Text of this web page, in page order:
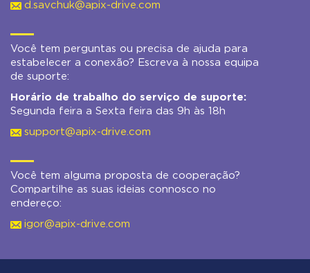
d.savchuk@apix-drive.com
Você tem perguntas ou precisa de ajuda para
estabelecer a conexão? Escreva à nossa equipa
de suporte:
Horário de trabalho do serviço de suporte:
Segunda feira a Sexta feira das 9h às 18h
support@apix-drive.com
Você tem alguma proposta de cooperação?
Compartilhe as suas ideias connosco no
endereço:
igor@apix-drive.com